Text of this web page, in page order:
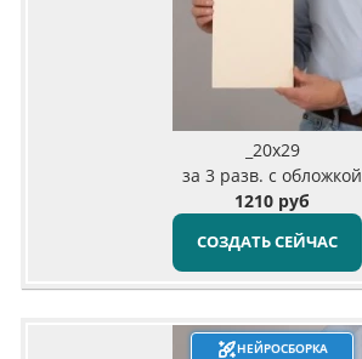
_20х29
за 3 разв. с обложкой
1210 руб
СОЗДАТЬ СЕЙЧАС
НЕЙРОСБОРКА